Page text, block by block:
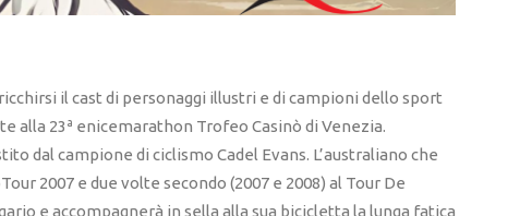
il cast di personaggi illustri e di campioni dello sport
alla 23ª enicemarathon Trofeo Casinò di Venezia.
dal campione di ciclismo Cadel Evans. L’australiano che
2007 e due volte secondo (2007 e 2008) al Tour De
e accompagnerà in sella alla sua bicicletta la lunga fatica